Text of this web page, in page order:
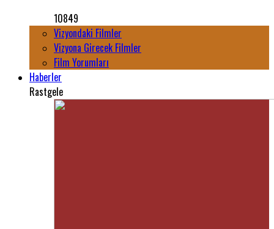
10849
Vizyondaki Filmler
Vizyona Girecek Filmler
Film Yorumları
Haberler
Rastgele